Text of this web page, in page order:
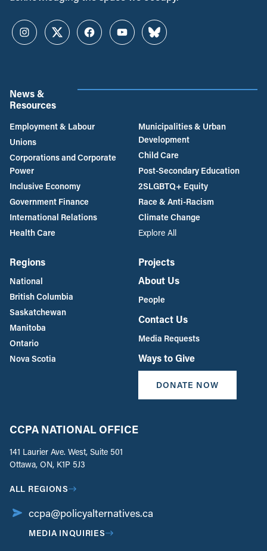
InstagramTwitterFacebookYouTubeBluesky
News &
Resources
Employment & Labour
Unions
Corporations and Corporate
Power
Inclusive Economy
Government Finance
International Relations
Health Care
Municipalities & Urban
Development
Child Care
Post-Secondary Education
2SLGBTQ+ Equity
Race & Anti-Racism
Climate Change
Explore All
Regions
National
British Columbia
Saskatchewan
Manitoba
Ontario
Nova Scotia
Projects
About Us
People
Contact Us
Media Requests
Ways to Give
DONATE NOW
CCPA NATIONAL OFFICE
141 Laurier Ave. West, Suite 501
Ottawa, ON, K1P 5J3
ALL REGIONS
ccpa@policyalternatives.ca
MEDIA INQUIRIES